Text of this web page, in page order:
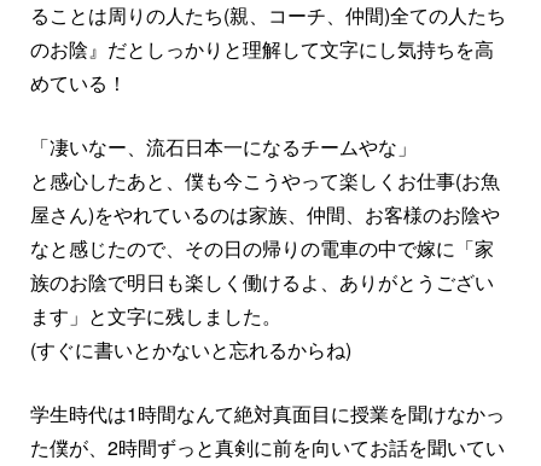
ることは周りの人たち(親、コーチ、仲間)全ての人たち
のお陰』だとしっかりと理解して文字にし気持ちを高
めている！
「凄いなー、流石日本一になるチームやな」
と感心したあと、僕も今こうやって楽しくお仕事(お魚
屋さん)をやれているのは家族、仲間、お客様のお陰や
なと感じたので、その日の帰りの電車の中で嫁に「家
族のお陰で明日も楽しく働けるよ、ありがとうござい
ます」と文字に残しました。
(すぐに書いとかないと忘れるからね)
学生時代は1時間なんて絶対真面目に授業を聞けなかっ
た僕が、2時間ずっと真剣に前を向いてお話を聞いてい